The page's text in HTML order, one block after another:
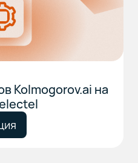
Kolmogorov.ai на